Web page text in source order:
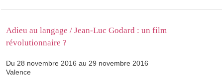
Adieu au langage / Jean-Luc Godard : un film
révolutionnaire ?
Du 28 novembre 2016 au 29 novembre 2016
Valence